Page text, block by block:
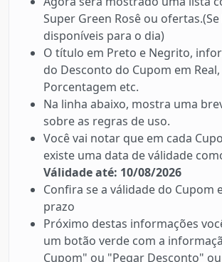
Super Green Rosê ou
disponíveis para o dia)
O título em Preto e Negrito,
do Desconto do Cupom em Real,
Porcentagem etc.
Na linha abaixo, mostra uma
sobre as regras de uso.
Você vai notar que em cada
existe uma data de válidade
Válidade até: 10/08/2026
Confira se a válidade do Cupom
prazo
Próximo destas informações
um botão verde com a
Cupom" ou "Pegar Desconto"